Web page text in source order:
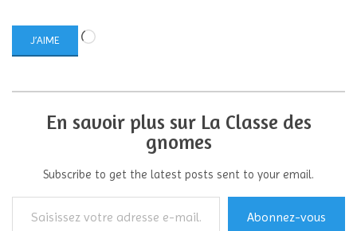
J’AIME
En savoir plus sur La Classe des
gnomes
Subscribe to get the latest posts sent to your email.
votre
Abonnez-vous